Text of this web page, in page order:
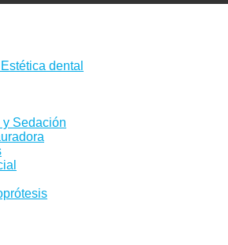
dental
Sedación